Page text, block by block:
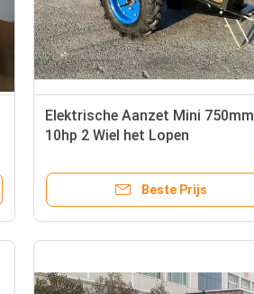
Elektrische Aanzet Mini 750mm
10hp 2 Wiel het Lopen
Landbouw
Beste Prijs